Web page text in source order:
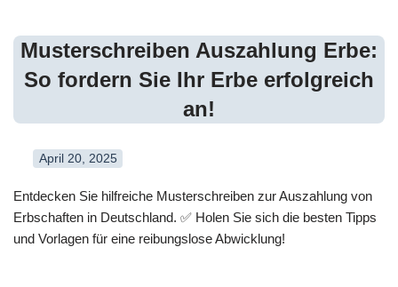
Musterschreiben Auszahlung Erbe:
So fordern Sie Ihr Erbe erfolgreich
an!
April 20, 2025
Entdecken Sie hilfreiche Musterschreiben zur Auszahlung von
Erbschaften in Deutschland. ✅ Holen Sie sich die besten Tipps
und Vorlagen für eine reibungslose Abwicklung!